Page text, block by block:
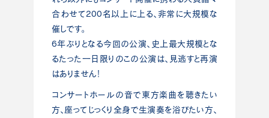
合わせて200名以上に上る、非常に大規模な
催しです。
6年ぶりとなる今回の公演、史上最大規模とな
るたった一日限りのこの公演は、見逃すと再演
はありません！
コンサートホールの音で東方楽曲を聴きたい
方、座ってじっくり全身で生演奏を浴びたい方、